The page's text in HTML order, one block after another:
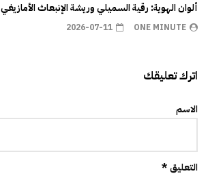
ألوان الهوية: رقية السميلي وريشة الإنبعاث الأمازيغي
ONE MINUTE
2026-07-11
اترك تعليقك
الاسم
التعليق *